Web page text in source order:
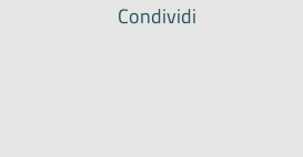
Condividi